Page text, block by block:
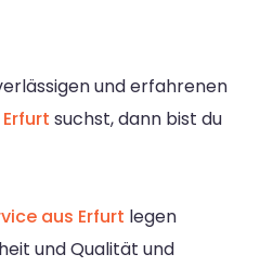
und erfahrenen
suchst, dann bist du
aus Erfurt legen
und Qualität und